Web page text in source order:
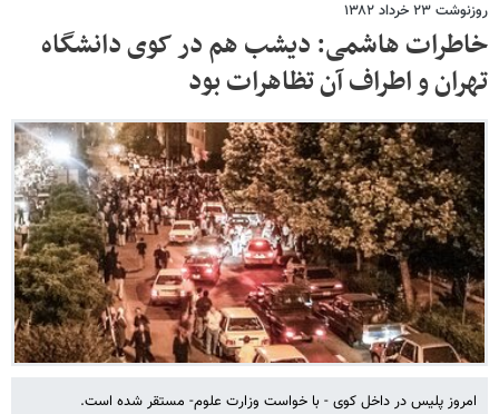
روزنوشت ۲۳ خرداد ۱۳۸۲
خاطرات هاشمی: دیشب‌ هم در کوی دانشگاه‌
تهران و اطراف‌ آن تظاهرات بود
امروز پلیس در داخل‌ کوی - با خواست وزارت علوم- مستقر شده است.